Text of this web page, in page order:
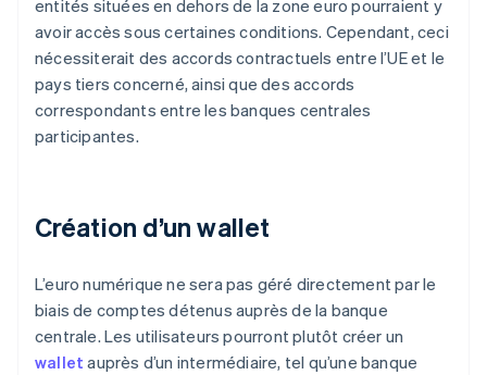
entités situées en dehors de la zone euro pourraient y
avoir accès sous certaines conditions. Cependant, ceci
nécessiterait des accords contractuels entre l’UE et le
pays tiers concerné, ainsi que des accords
correspondants entre les banques centrales
participantes.
Création d’un wallet
L’euro numérique ne sera pas géré directement par le
biais de comptes détenus auprès de la banque
centrale. Les utilisateurs pourront plutôt créer un
wallet auprès d’un intermédiaire, tel qu’une banque